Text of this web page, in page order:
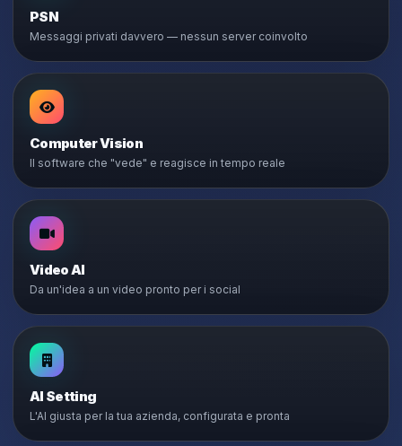
PSN
Messaggi privati davvero — nessun server coinvolto
Computer Vision
Il software che "vede" e reagisce in tempo reale
Video AI
Da un'idea a un video pronto per i social
AI Setting
L'AI giusta per la tua azienda, configurata e pronta